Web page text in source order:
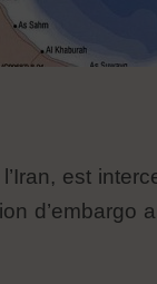
est
d’embargo